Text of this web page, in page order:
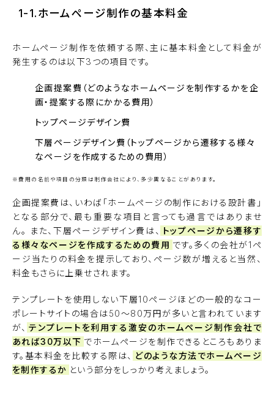
1-1.ホームページ制作の基本料金
ホームページ制作を依頼する際、主に基本料金として料金が
発生するのは以下3つの項目です。
企画提案費（どのようなホームページを制作するかを企
画・提案する際にかかる費用）
トップページデザイン費
下層ページデザイン費（トップページから遷移する様々
なページを作成するための費用）
※費用の名前や項目の分類は制作会社により、多少異なることがあります。
企画提案費は、いわば「ホームページの制作における設計書」
となる部分で、最も重要な項目と言っても過言ではありませ
ん。 また、下層ページデザイン費は、 トップページから遷移す
る様々なページを作成するための費用 です。多くの会社が1ペ
ージ当たりの料金を提示しており、ページ数が増えると当然、
料金もさらに上乗せされます。
テンプレートを使用しない下層10ページほどの一般的なコー
ポレートサイトの場合は50～80万円が多いと言われています
が、 テンプレートを利用する激安のホームページ制作会社で
あれば30万以下 でホームページを制作できるところもありま
す。基本料金を比較する際は、 どのような方法でホームページ
を制作するか という部分をしっかり考えましょう。